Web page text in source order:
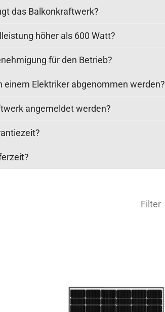
das Balkonkraftwerk?
höher als 600 Watt?
für den Betrieb?
einem Elektriker abgenommen werden?
angemeldet werden?
Filter